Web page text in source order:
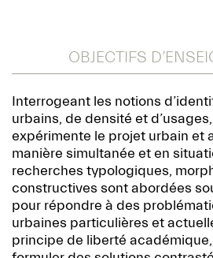
OBJECTIFS
Interrogeant les notions
urbains, de densité et d’usages,
expérimente le projet urbain et
manière simultanée et en
recherches typologiques,
constructives sont abordées
pour répondre à des
urbaines particulières et
principe de liberté